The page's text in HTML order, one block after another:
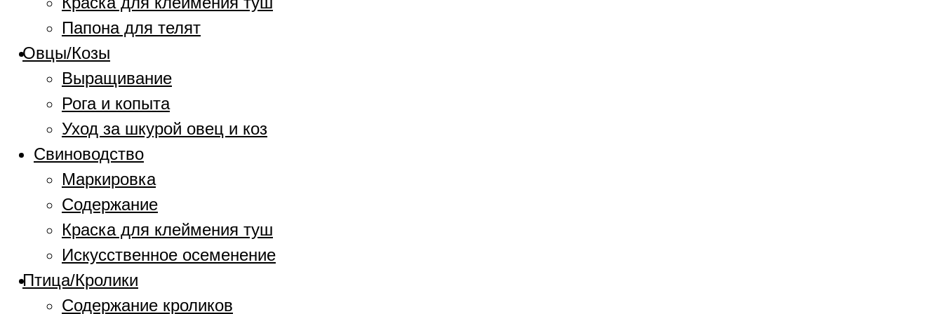
Папона для телят
Овцы/Козы
Выращивание
Рога и копыта
Уход за шкурой овец и коз
Свиноводство
Маркировка
Содержание
Краска для клеймения туш
Искусственное осеменение
Птица/Кролики
Содержание кроликов